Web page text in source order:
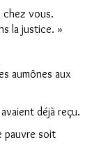
chez vous.
la justice. »
aumônes aux
déjà reçu.
pauvre soit